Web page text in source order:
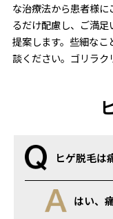
な治療法から患者様
るだけ配慮し、ご満
提案します。些細なこ
談ください。ゴリラク
ヒゲ脱毛は
はい、